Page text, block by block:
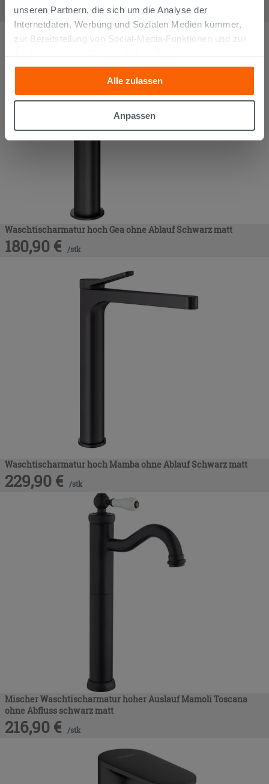
unseren Partnern, die sich um die Analyse der
Internetdaten, Werbung und Sozialen Medien kümmer,
zur Bereitstellung von Social-Media-Funktionen und zur
anderen Informationen, die Sie ihnen geliefert haben oder
die sie aufgrund Ihrer Verwendung ihrer Dienste
gesammelt haben, kombinieren. Falls Sie mehr wissen
möchten oder Ihre Zustimmung zu allen oder einigen
Zustimmung kann durch Klicken auf die Schaltfläche
Alle zulassen
Anpassen
69,90 € / stk
Waschtischarmatur hoch Gea ohne Ablauf Schwarz matt
180,90 € /stk
Waschtischarmatur hoch Mamba ohne Ablauf Schwarz matt
229,90 € /stk
Mischer Waschtischarmatur hoher Auslauf Mamoli Toscana
ohne Abfluss schwarz matt
216,90 € /stk